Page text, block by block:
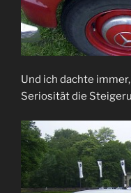
Und ich dachte
Seriosität die